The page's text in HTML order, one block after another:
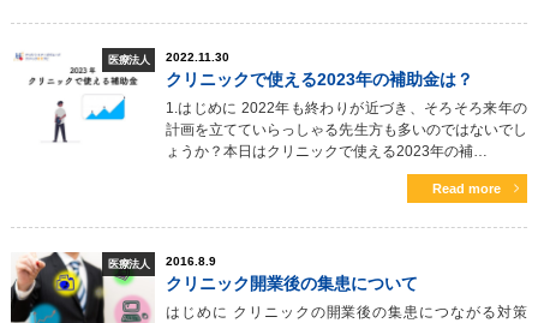
医療法人 2022.11.30
クリニックで使える2023年の補助金は？
1.はじめに 2022年も終わりが近づき、そろそろ来年の
計画を立てていらっしゃる先生方も多いのではないでし
ょうか？本日はクリニックで使える2023年の補…
Read more
医療法人 2016.8.9
クリニック開業後の集患について
はじめに クリニックの開業後の集患につながる対策